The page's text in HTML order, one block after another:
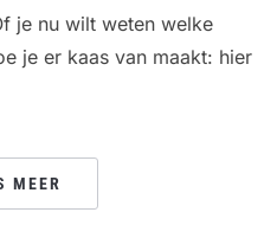
je nu wilt weten welke
je er kaas van maakt: hier
MEER